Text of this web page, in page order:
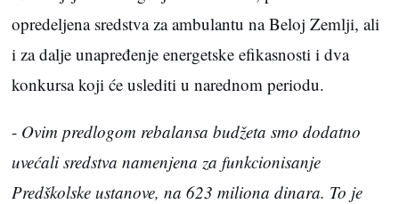
opredeljena sredstva za ambulantu na Beloj Zemlji, ali
i za dalje unapređenje energetske efikasnosti i dva
konkursa koji će uslediti u narednom periodu.
- Ovim predlogom rebalansa budžeta smo dodatno
uvećali sredstva namenjena za funkcionisanje
Predškolske ustanove, na 623 miliona dinara. To je